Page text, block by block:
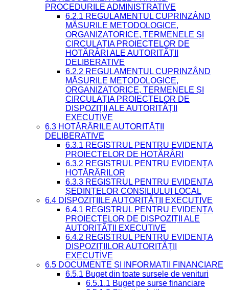
PROCEDURILE ADMINISTRATIVE
6.2.1 REGULAMENTUL CUPRINZÂND
MĂSURILE METODOLOGICE,
ORGANIZATORICE, TERMENELE ȘI
CIRCULAȚIA PROIECTELOR DE
HOTĂRÂRI ALE AUTORITĂȚII
DELIBERATIVE
6.2.2 REGULAMENTUL CUPRINZÂND
MĂSURILE METODOLOGICE,
ORGANIZATORICE, TERMENELE ȘI
CIRCULAȚIA PROIECTELOR DE
DISPOZIȚII ALE AUTORITĂȚII
EXECUTIVE
6.3 HOTĂRÂRILE AUTORITĂȚII
DELIBERATIVE
6.3.1 REGISTRUL PENTRU EVIDENȚA
PROIECTELOR DE HOTĂRÂRI
6.3.2 REGISTRUL PENTRU EVIDENȚA
HOTĂRÂRILOR
6.3.3 REGISTRUL PENTRU EVIDENȚA
ȘEDINȚELOR CONSILIULUI LOCAL
6.4 DISPOZIȚIILE AUTORITĂȚII EXECUTIVE
6.4.1 REGISTRUL PENTRU EVIDENȚA
PROIECTELOR DE DISPOZIȚII ALE
AUTORITĂȚII EXECUTIVE
6.4.2 REGISTRUL PENTRU EVIDENȚA
DISPOZIȚIILOR AUTORITĂȚII
EXECUTIVE
6.5 DOCUMENTE ȘI INFORMAȚII FINANCIARE
6.5.1 Buget din toate sursele de venituri
6.5.1.1 Buget pe surse financiare